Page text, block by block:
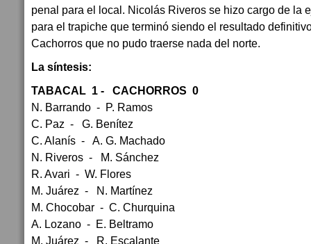
penal para el local. Nicolás Riveros se hizo cargo de la
para el trapiche que terminó siendo el resultado
Cachorros que no pudo traerse nada del norte.
La síntesis:
TABACAL 1 - CACHORROS 0
N. Barrando - P. Ramos
C. Paz - G. Benítez
C. Alanís - A. G. Machado
N. Riveros - M. Sánchez
R. Avari - W. Flores
M. Juárez - N. Martínez
M. Chocobar - C. Churquina
A. Lozano - E. Beltramo
M. Juárez - R. Escalante